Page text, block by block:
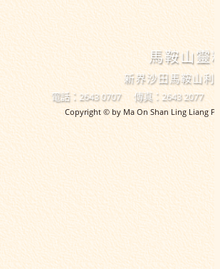
馬鞍山靈
新界沙田馬鞍山
電話：2643 0707 傳真：2643 2077
Copyright © by Ma On Shan Ling Liang